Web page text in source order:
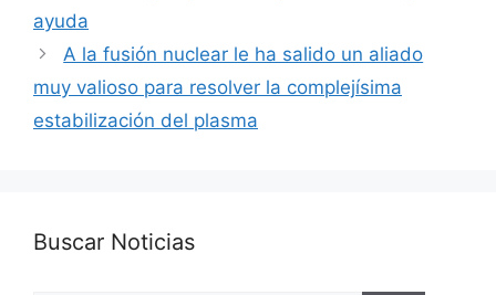
ayuda
A la fusión nuclear le ha salido un aliado
muy valioso para resolver la complejísima
estabilización del plasma
Buscar Noticias